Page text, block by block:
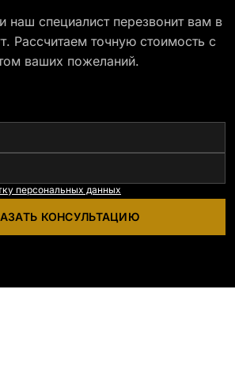
наш специалист перезвонит вам в
Рассчитаем точную стоимость с
ваших пожеланий.
персональных данных
КОНСУЛЬТАЦИЮ